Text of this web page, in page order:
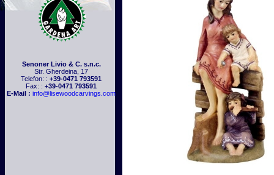
Senoner Livio & C. s.n.c.
Str. Gherdeina, 17
Telefon: : +39-0471 793591
Fax: : +39-0471 793591
E-Mail : info@lisewoodcarvings.com